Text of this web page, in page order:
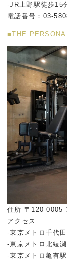
-JR上野駅徒歩15
電話番号：03-
■THE
住所 〒120-0005
アクセス
-東京メトロ千代
-東京メトロ北綾
-東京メトロ亀有